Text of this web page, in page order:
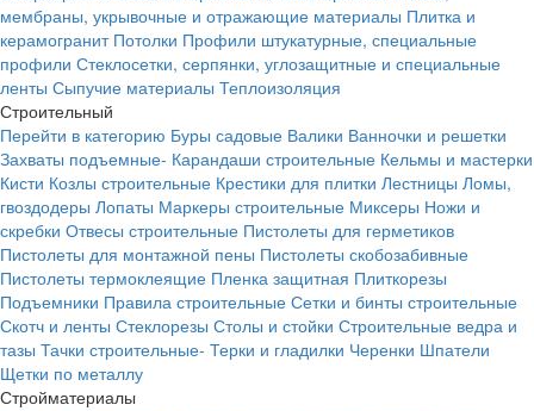
мембраны, укрывочные и отражающие материалы Плитка и
керамогранит Потолки Профили штукатурные, специальные
профили Стеклосетки, серпянки, углозащитные и специальные
ленты Сыпучие материалы Теплоизоляция
Строительный
Перейти в категорию Буры садовые Валики Ванночки и решетки
Захваты подъемные- Карандаши строительные Кельмы и мастерки
Кисти Козлы строительные Крестики для плитки Лестницы Ломы,
гвоздодеры Лопаты Маркеры строительные Миксеры Ножи и
скребки Отвесы строительные Пистолеты для герметиков
Пистолеты для монтажной пены Пистолеты скобозабивные
Пистолеты термоклеящие Пленка защитная Плиткорезы
Подъемники Правила строительные Сетки и бинты строительные
Скотч и ленты Стеклорезы Столы и стойки Строительные ведра и
тазы Тачки строительные- Терки и гладилки Черенки Шпатели
Щетки по металлу
Стройматериалы